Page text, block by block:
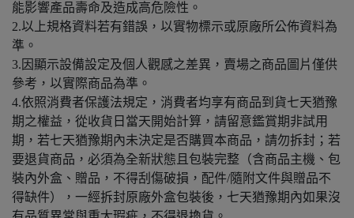
能影響產品壽命及造成高危險性。
2.以上規格資料若有錯誤，以實物標示或原廠所公佈資料為
準。
3.因顯示設備設定及個人觀感之差異，賣場之商品圖片僅供
參考，以實際商品為準。
4.依照消費者保護法規定，消費者均享有商品到貨七天猶豫
期之權益，從收貨日當天開始計算，請留意鑑賞期非試用
期，若七天猶豫期內未決定是否購買本商品，請勿拆封；若
要退貨商品，必須為全新狀態且包裝完整（含商品主機、包
裝內外盒、贈品，不得刮傷破損，配件/隨附文件與贈品不
得缺件），一經拆封原廠外盒包裝後，七天猶豫期內如果沒